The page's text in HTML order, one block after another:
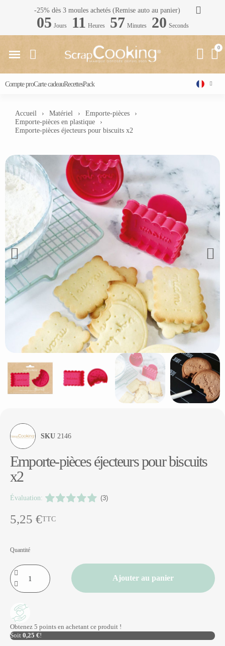
-25% dès 3 moules achetés (Remise auto au panier)
05 Jours 11 Heures 57 Minutes 19 Seconds
Compte proCarte cadeauRecettesPack
Accueil Matériel
Emporte-pièces
Emporte-pièces en plastique
Emporte-pièces éjecteurs pour biscuits x2
SKU 2146
Emporte-pièces éjecteurs pour biscuits
x2
Évaluation: (3)
5,25 €TTC
Quantité
Ajouter au panier
Obtenez 5 points en achetant ce produit !
Soit 0,25 €!